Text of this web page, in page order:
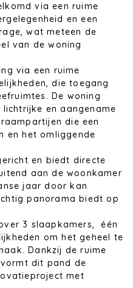
via een ruime
en een
wat meteen de
van de woning
via een ruime
die toegang
De woning
en aangename
die een
en het omliggende
en biedt directe
aan de woonkamer
jaar door kan
panorama biedt op
3 slaapkamers, één
om het geheel te
Dankzij de ruime
dit pand de
met